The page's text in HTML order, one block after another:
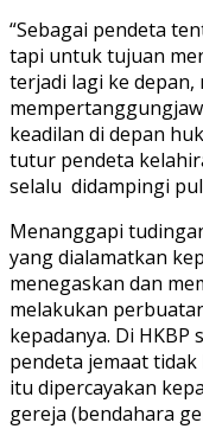
“Sebagai pendeta
tapi untuk tujuan
terjadi lagi ke
keadilan di depan
tutur pendeta
selalu didampingi
Menanggapi
yang dialamatkan
menegaskan dan
melakukan
kepadanya. Di
pendeta jemaat
itu dipercayakan
gereja (bendahara